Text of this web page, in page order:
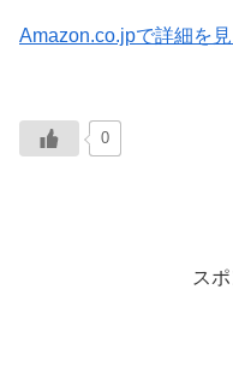
Amazon.co.jpで詳細を見
0
ス